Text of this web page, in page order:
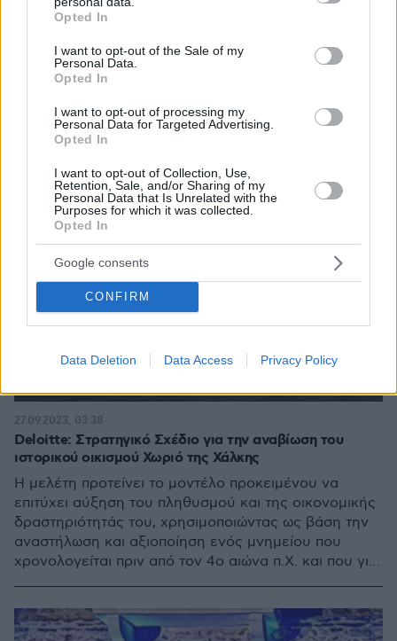
grant or deny consent to Google and its third-party tags to
use your data for below specified purposes in below Google
consent section.
Opted In
I want to opt-out of the Sale of my
Personal Data.
Opted In
I want to opt-out of processing my
Personal Data for Targeted Advertising.
Opted In
I want to opt-out of Collection, Use,
Retention, Sale, and/or Sharing of my
Personal Data that Is Unrelated with the
Purposes for which it was collected.
Opted In
Google consents
CONFIRM
Data Deletion Data Access Privacy Policy
Deloitte: Στρατηγικό Σχέδιο για την αναβίωση του
ιστορικού οικισμού Χωριό της Χάλκης
Η μελέτη προτείνει το μοντέλο προκειμένου να
επιτύχει αύξηση του πληθυσμού και της οικονομικής
δραστηριότητάς του, χρησιμοποιώντας ως βάση την
αναστήλωση και αξιοποίηση ενός μνημείου που
χρονολογείται πριν από τον 4ο αιώνα π.Χ. και που για
27.09.2023, 03:38